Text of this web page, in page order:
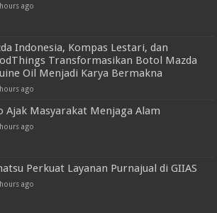
ago
Indonesia, Kompas Lestari, dan
Transformasikan Botol Mazda
Oil Menjadi Karya Bermakna
ago
Ajak Masyarakat Menjaga Alam
ago
Perkuat Layanan Purnajual di GIIAS
ago